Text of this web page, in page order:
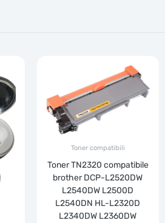
Toner compatibili
Toner TN2320 compatibile
brother DCP-L2520DW
L2540DW L2500D
L2540DN HL-L2320D
L2340DW L2360DW